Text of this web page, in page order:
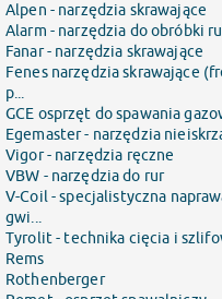
Alpen - narzędzia skrawające
Alarm - narzędzia do obróbki
Fanar - narzędzia skrawające
Fenes narzędzia skrawające
p...
GCE osprzęt do spawania
Egemaster - narzędzia
Vigor - narzędzia ręczne
VBW - narzędzia do rur
V-Coil - specjalistyczna
gwi...
Tyrolit - technika cięcia i
Rems
Rothenberger